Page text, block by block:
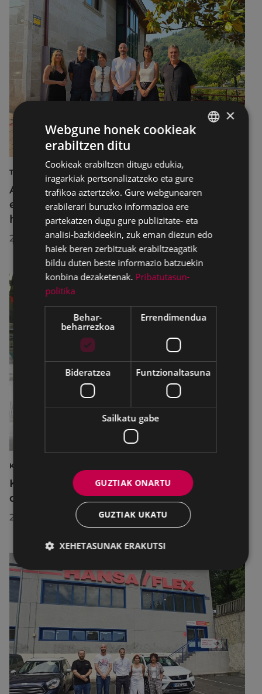
TURISMOA
Azahara Dominguez diputatuak Eibarko
eraldaketa turistikoa nabarmendu du
herrira egin duen bisitan
2026/07/30
KIROLAK
Kirol-instalazioetako ordutegiak egokitu
dira abuztuan, hobekuntza-lanak egiteko
2026/07/29
×
Webgune honek cookieak
erabiltzen ditu
Cookieak erabiltzen ditugu edukia,
iragarkiak pertsonalizatzeko eta gure
trafikoa aztertzeko. Gure webgunearen
erabilerari buruzko informazioa ere
partekatzen dugu gure publizitate- eta
analisi-bazkideekin, zuk eman diezun edo
haiek beren zerbitzuak erabiltzeagatik
bildu duten beste informazio batzuekin
konbina dezaketenak. Pribatutasun-
politika
Behar-
beharrezkoa
Errendimendua
Bideratzea Funtzionaltasuna
Sailkatu gabe
GUZTIAK ONARTU
GUZTIAK UKATU
XEHETASUNAK ERAKUTSI